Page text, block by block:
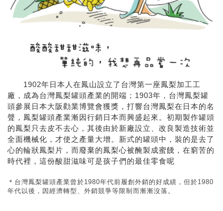
1902年日本人在鳳山設立了台灣第一座鳳梨加工工
廠，成為台灣鳳梨罐頭產業的開端；1903年，台灣鳳梨罐
頭參展日本大阪勸業博覽會獲獎，打響台灣鳳梨在日本的名
聲，鳳梨罐頭產業漸因行銷日本而興盛起來。初期製作罐頭
的鳳梨只去皮不去心，其後由於新廠設立、改良製造技術並
全面機械化，才使之產量大增。新式的罐頭中，裝的是去了
心的輪狀鳳梨片，而廢棄的鳳梨心被醃製成蜜餞，在窮苦的
時代裡，這份酸甜滋味可是孩子們的最佳零食呢
＊台灣鳳梨罐頭產業曾於1980年代前履創外銷的好成績，但於1980
年代以後，因經濟轉型、外銷競爭等限制而漸漸沒落。